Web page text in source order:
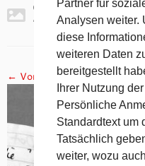
2017-11-05
← Vorheriges
Partner für
Analysen weiter.
diese
weiteren Daten
bereitgestellt
Ihrer Nutzung
Persönliche
Standardtext um
Tatsächlich
weiter, wozu